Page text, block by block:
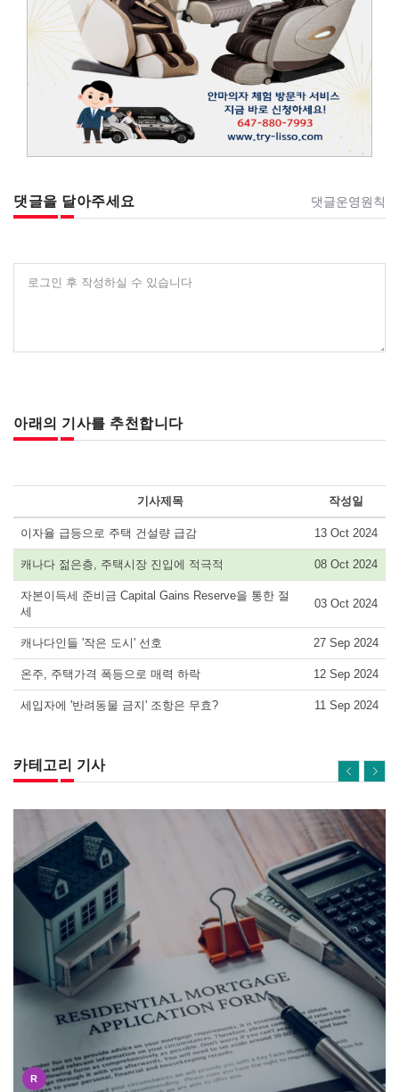
댓글을 달아주세요 댓글운영원칙
로그인 후 작성하실 수 있습니다
아래의 기사를 추천합니다
기사제목 작성일
이자율 급등으로 주택 건설량 급감 13 Oct 2024
캐나다 젊은층, 주택시장 진입에 적극적 08 Oct 2024
자본이득세 준비금 Capital Gains Reserve을 통한 절
세
03 Oct 2024
캐나다인들 '작은 도시' 선호 27 Sep 2024
온주, 주택가격 폭등으로 매력 하락 12 Sep 2024
세입자에 '반려동물 금지' 조항은 무효? 11 Sep 2024
카테고리 기사
R